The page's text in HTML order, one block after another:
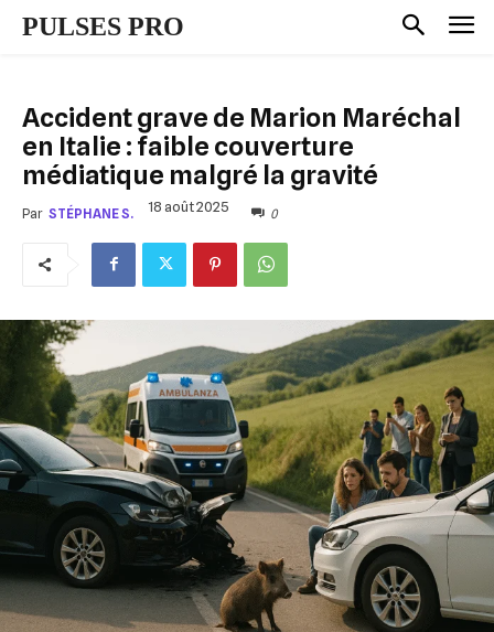
PULSES PRO
Accident grave de Marion Maréchal
en Italie : faible couverture
médiatique malgré la gravité
Par STÉPHANE S. 18 août 2025 0